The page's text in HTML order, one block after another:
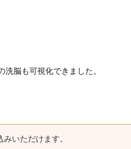
脳も可視化できました。
いただけます。